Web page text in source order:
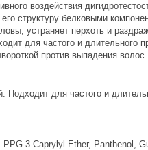
воздействия
структуру белковыми
устраняет перхоть и
для частого и длительного
против выпадения волос
для частого и
3 Caprylyl Ether, Panthenol,